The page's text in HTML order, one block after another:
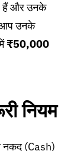
हैं और उनके
आप उनके
₹50,000
नियम
नकद (Cash)